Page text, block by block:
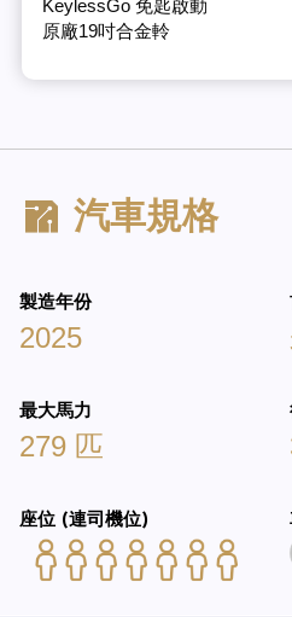
KeylessGo 免匙啟動
原廠19吋合金軨
汽車規格
製造年份
2025
最大馬力
279 匹
座位 (連司機位)